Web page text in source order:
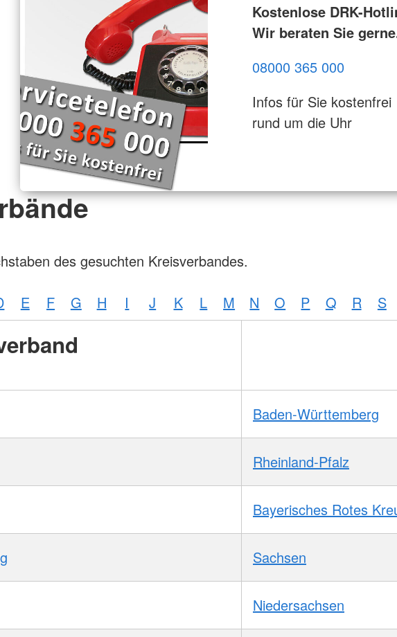
Kostenlose DRK-
Wir beraten Sie
08000 365 000
Infos für Sie kostenfrei
rund um die Uhr
des gesuchten Kreisverbandes.
E F G H I J K L M N O P Q R S
Baden-Württemberg
Rheinland-Pfalz
Bayerisches Rotes
Sachsen
Niedersachsen